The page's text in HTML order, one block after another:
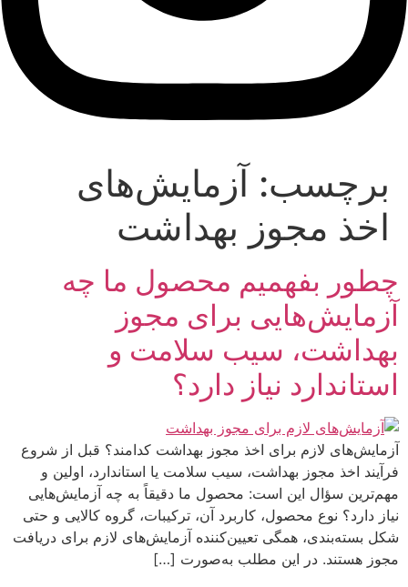
برچسب: آزمایش‌های
اخذ مجوز بهداشت
چطور بفهمیم محصول ما چه
آزمایش‌هایی برای مجوز
بهداشت، سیب سلامت و
استاندارد نیاز دارد؟
آزمایش‌های لازم برای اخذ مجوز بهداشت کدامند؟ قبل از شروع
فرآیند اخذ مجوز بهداشت، سیب سلامت یا استاندارد، اولین و
مهم‌ترین سؤال این است: محصول ما دقیقاً به چه آزمایش‌هایی
نیاز دارد؟ نوع محصول، کاربرد آن، ترکیبات، گروه کالایی و حتی
شکل بسته‌بندی، همگی تعیین‌کننده آزمایش‌های لازم برای دریافت
مجوز هستند. در این مطلب به‌صورت […]